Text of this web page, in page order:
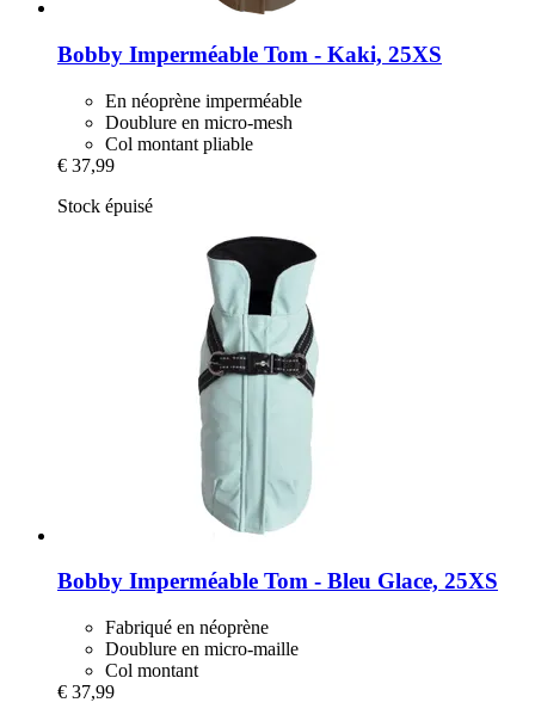
Bobby Imperméable Tom -​ Kaki, 25XS
En néoprène imperméable
Doublure en micro-mesh
Col montant pliable
€ 37,99
Stock épuisé
Bobby Imperméable Tom -​ Bleu Glace, 25XS
Fabriqué en néoprène
Doublure en micro-maille
Col montant
€ 37,99